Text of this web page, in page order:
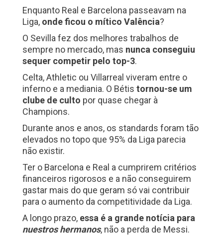
Enquanto Real e Barcelona passeavam na
Liga, onde ficou o mítico Valência?
O Sevilla fez dos melhores trabalhos de
sempre no mercado, mas nunca conseguiu
sequer competir pelo top-3.
Celta, Athletic ou Villarreal viveram entre o
inferno e a mediania. O Bétis tornou-se um
clube de culto por quase chegar à
Champions.
Durante anos e anos, os standards foram tão
elevados no topo que 95% da Liga parecia
não existir.
Ter o Barcelona e Real a cumprirem critérios
financeiros rigorosos e a não conseguirem
gastar mais do que geram só vai contribuir
para o aumento da competitividade da Liga.
A longo prazo, essa é a grande notícia para
nuestros hermanos, não a perda de Messi.